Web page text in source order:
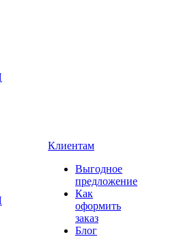
Клиентам
Выгодное
предложение
Как
оформить
заказ
Блог